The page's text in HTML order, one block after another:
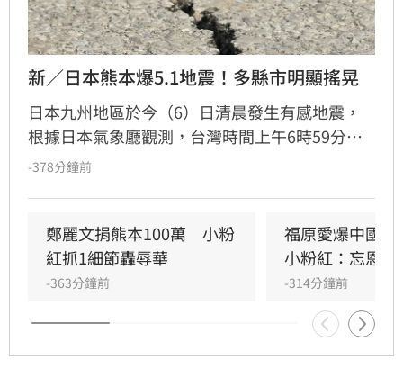
新／日本熊本爆5.1地震！多縣市明顯搖晃
日本九州地區於今（6）日清晨發生有感地震，
根據日本氣象廳觀測，台灣時間上午6時59分，
熊本縣天草與蘆北地區發生芮氏規模5.1地震。由
市、熊本縣八代市、上天草市、宇城市、蘆北町
及鹿兒島縣長島町觀測到最大震度4級。此外，
長崎、熊本、鹿兒島、福岡及宮崎等縣市亦測得
震度3級。目前官方尚未發布海嘯警報，當地民
眾需持續留意可能發生的餘震，並務必加強防範
相關災情。
-378分鐘前
鄭麗文捐熊本100萬　小粉
紅抓1細節轟辱華
-363分鐘前
福原愛爆中國
小粉紅：忘恩負
-314分鐘前